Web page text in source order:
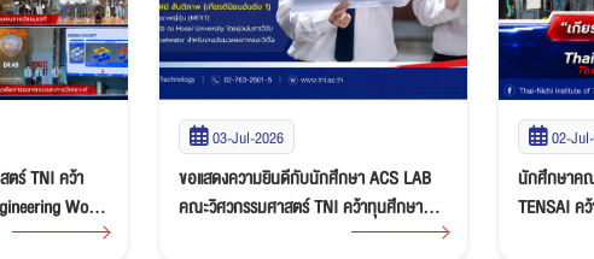
า ACS LAB
ว้าทุนศึกษาต่อ
ณ ประเทศญี่ปุ่น
02-Jul-2026
นักศึกษาคณะวิศวกรรมศาสตร์ TNI ทีม
TENSAI คว้ารางวัล "เกียรติบัตรระดับเหรียญ
เงิน" ศึกหุ่นยนต์ Thai PBS ABU Robocon
22-
ขอแสดงคว
วิศวกรรมดิ
คว้า 2 รา